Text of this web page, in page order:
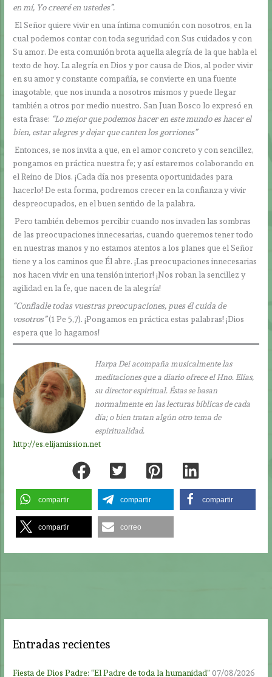
en mí, Yo creeré en ustedes”.
El Señor quiere vivir en una íntima comunión con nosotros, en la
cual podemos contar con toda seguridad con Sus cuidados y con
Su amor. De esta comunión brota aquella alegría de la que habla el
texto de hoy. La alegría en Dios y por causa de Dios, al poder vivir
en su amor y constante compañía, se convierte en una fuente
inagotable, que nos inunda a nosotros mismos y puede llegar
también a otros por medio nuestro. San Juan Bosco lo expresó en
esta frase: “Lo mejor que podemos hacer en este mundo es hacer el
bien, estar alegres y dejar que canten los gorriones”
Entonces, se nos invita a que, en el amor concreto y con sencillez,
pongamos en práctica nuestra fe; y así estaremos colaborando en
el Reino de Dios. ¡Cada día nos presenta oportunidades para
hacerlo! De esta forma, podremos crecer en la confianza y vivir
despreocupados, en el buen sentido de la palabra.
Pero también debemos percibir cuando nos invaden las sombras
de las preocupaciones innecesarias, cuando queremos tener todo
en nuestras manos y no estamos atentos a los planes que el Señor
tiene y a los caminos que Él abre. ¡Las preocupaciones innecesarias
nos hacen vivir en una tensión interior! ¡Nos roban la sencillez y
agilidad en la fe, que nacen de la alegría!
“Confiadle todas vuestras preocupaciones, pues él cuida de
vosotros”(1 Pe 5,7). ¡Pongamos en práctica estas palabras! ¡Dios
espera que lo hagamos!
Harpa Dei acompaña musicalmente las
meditaciones que a diario ofrece el Hno. Elías,
su director espiritual. Éstas se basan
normalmente en las lecturas bíblicas de cada
día; o bien tratan algún otro tema de
espiritualidad.
http://es.elijamission.net
compartir compartir compartir
compartir correo
Entradas recientes
Fiesta de Dios Padre: “El Padre de toda la humanidad” 07/08/2026